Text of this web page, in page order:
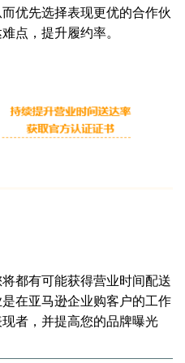
优先选择表现更优的合作伙
点，提升履约率。
都有可能获得营业时间配送
在亚马逊企业购客户的工作
者，并提高您的品牌曝光